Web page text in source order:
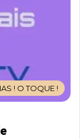
! O TOQUE !